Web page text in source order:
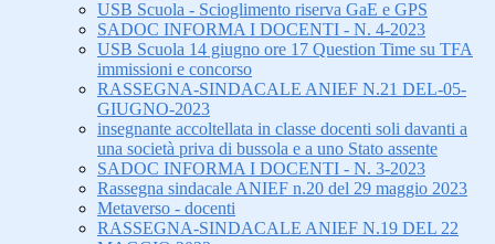
USB Scuola - Scioglimento riserva GaE e GPS
SADOC INFORMA I DOCENTI - N. 4-2023
USB Scuola 14 giugno ore 17 Question Time su TFA
immissioni e concorso
RASSEGNA-SINDACALE ANIEF N.21 DEL-05-
GIUGNO-2023
insegnante accoltellata in classe docenti soli davanti a
una società priva di bussola e a uno Stato assente
SADOC INFORMA I DOCENTI - N. 3-2023
Rassegna sindacale ANIEF n.20 del 29 maggio 2023
Metaverso - docenti
RASSEGNA-SINDACALE ANIEF N.19 DEL 22